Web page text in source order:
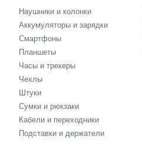
Наушники и колонки
Аккумуляторы и зарядки
Смартфоны
Планшеты
Часы и трекеры
Чехлы
Штуки
Сумки и рюкзаки
Кабели и переходники
Подставки и держатели